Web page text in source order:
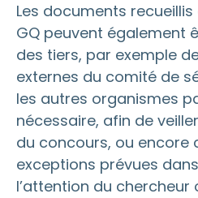
Les documents
GQ peuvent également
des tiers, par exemple
externes du comité de
les autres organismes
nécessaire, afin de
du concours, ou encore
exceptions prévues
l’attention du chercheur